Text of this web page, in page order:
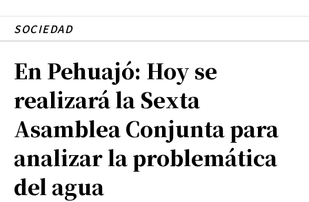
SOCIEDAD
En Pehuajó: Hoy se
realizará la Sexta
Asamblea Conjunta para
analizar la problemática
del agua